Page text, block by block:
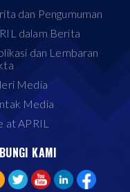
dan Pengumuman
dalam Berita
dan Lembaran
Media
Media
at APRIL
KAMI